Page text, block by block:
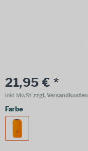
21,95 € *
inkl. MwSt.zzgl. Versandkosten
Farbe